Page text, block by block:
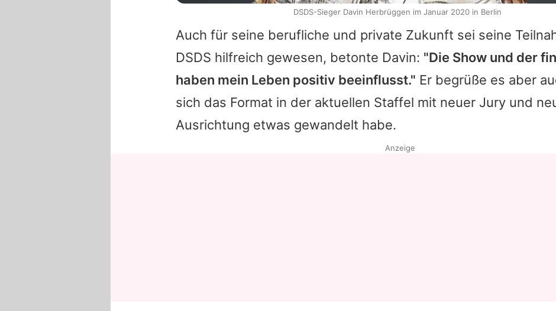
Auch für seine berufliche und private Zukunft sei seine
DSDS hilfreich gewesen, betonte Davin: "Die Show und der
haben mein Leben positiv beeinflusst." Er begrüße es aber
sich das Format in der aktuellen Staffel mit neuer Jury und
Ausrichtung etwas gewandelt habe.
DSDS-Sieger Davin Herbrüggen im Januar 2020 in Berlin
Anzeige